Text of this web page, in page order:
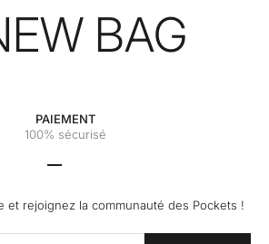
BAG
PAIEMENT
100% sécurisé
et rejoignez la communauté des Pockets !